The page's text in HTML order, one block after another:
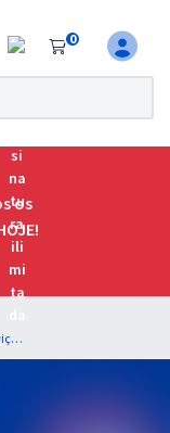
0
os
Atualidades para CRESS GO-Conselho Regional de Serviço Social da 19ª Região - Auxiliar de Serviços Gerais - Professora: Rebecca Guimarães